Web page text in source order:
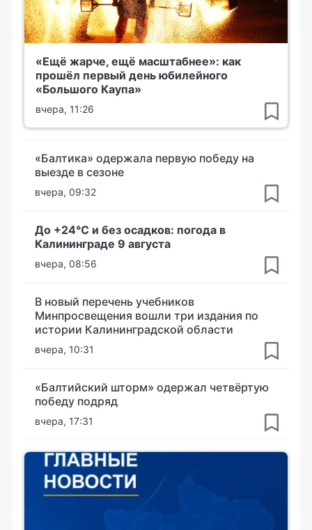
«Ещё жарче, ещё масштабнее»: как
прошёл первый день юбилейного
«Большого Каупа»
вчера, 11:26
«Балтика» одержала первую победу на
выезде в сезоне
вчера, 09:32
До +24°С и без осадков: погода в
Калининграде 9 августа
вчера, 08:56
В новый перечень учебников
Минпросвещения вошли три издания по
истории Калининградской области
вчера, 10:31
«Балтийский шторм» одержал четвёртую
победу подряд
вчера, 17:31